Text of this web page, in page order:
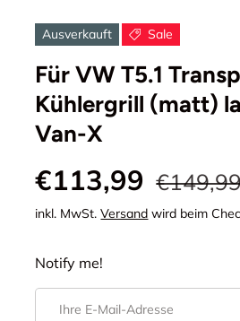
Ausverkauft Sale
Für VW T5.1
Kühlergrill (matt)
Van-X
€113,99
inkl. MwSt.Versand wird beim
Notify me!